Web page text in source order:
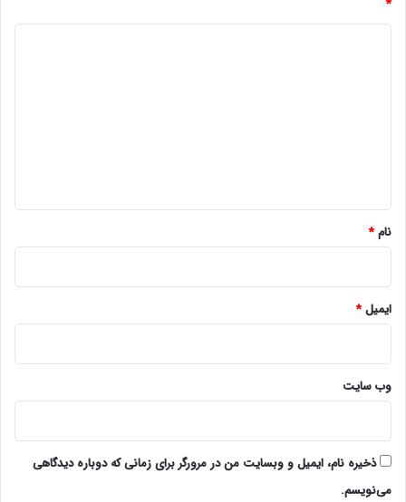
*
نام*
ایمیل*
وب‌ سایت
ذخیره نام، ایمیل و وبسایت من در مرورگر برای زمانی که دوباره دیدگاهی
می‌نویسم.